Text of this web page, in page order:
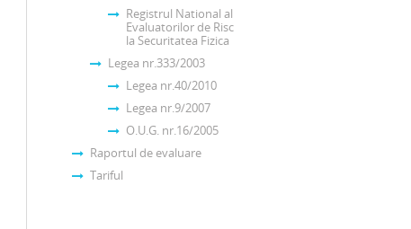
Registrul National al
Evaluatorilor de Risc
la Securitatea Fizica
Legea nr.333/2003
Legea nr.40/2010
Legea nr.9/2007
O.U.G. nr.16/2005
Raportul de evaluare
Tariful